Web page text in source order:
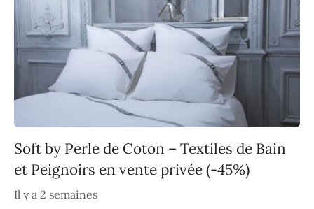
Soft by Perle de Coton – Textiles de Bain
et Peignoirs en vente privée (-45%)
Il y a 2 semaines